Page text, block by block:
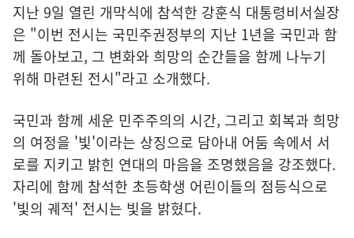
지난 9일 열린 개막식에 참석한 강훈식 대통령비서실장
은 "이번 전시는 국민주권정부의 지난 1년을 국민과 함
께 돌아보고, 그 변화와 희망의 순간들을 함께 나누기
위해 마련된 전시"라고 소개했다.
국민과 함께 세운 민주주의의 시간, 그리고 회복과 희망
의 여정을 '빛'이라는 상징으로 담아내 어둠 속에서 서
로를 지키고 밝힌 연대의 마음을 조명했음을 강조했다.
자리에 함께 참석한 초등학생 어린이들의 점등식으로
'빛의 궤적' 전시는 빛을 밝혔다.